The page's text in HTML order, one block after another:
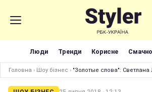
Люди Тренди Корисне Смачно
Головна › Шоу бізнес › "Золотые слова":